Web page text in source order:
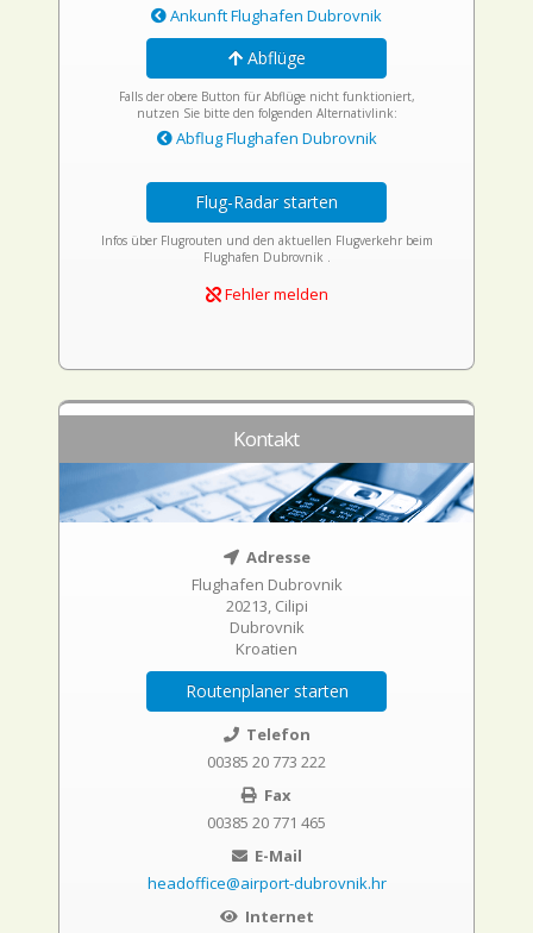
Ankunft Flughafen Dubrovnik
Abflüge
Falls der obere Button für Abflüge nicht funktioniert,
nutzen Sie bitte den folgenden Alternativlink:
Abflug Flughafen Dubrovnik
Flug-Radar starten
Infos über Flugrouten und den aktuellen Flugverkehr beim
Flughafen Dubrovnik .
Fehler melden
Kontakt
Adresse
Flughafen Dubrovnik
20213, Cilipi
Dubrovnik
Kroatien
Routenplaner starten
Telefon
00385 20 773 222
Fax
00385 20 771 465
E-Mail
headoffice@airport-dubrovnik.hr
Internet